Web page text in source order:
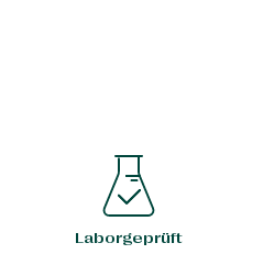
Laborgeprüft